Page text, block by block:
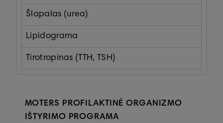
Šlapalas (urea)
Lipidograma
Tirotropinas (TTH, TSH)
MOTERS PROFILAKTINĖ ORGANIZMO
IŠTYRIMO PROGRAMA